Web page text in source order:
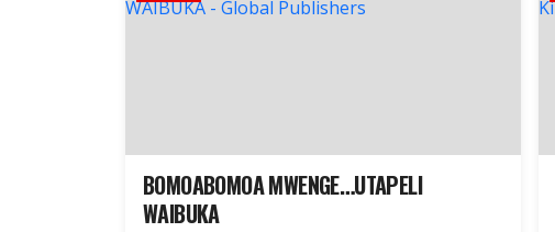
BOMOABOMOA MWENGE…UTAPELI
WAIBUKA